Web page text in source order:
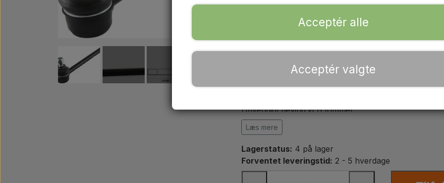
Styrekugle højre forreste til lige foraksel.
Passer på: MF135
Udvendigt gevind Ø B tommer
Spidstap C mm: 16.18 - 14.27mm,
Spidstap længde D mm: 15.5mm.
OEM ref.
Massey Ferguson
Læs mere
Lagerstatus: 4 på lager
Forventet leveringstid: 2 - 5 hverdage
Acceptér alle
Acceptér valgte